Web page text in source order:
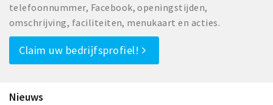
telefoonnummer, Facebook, openingstijden,
omschrijving, faciliteiten, menukaart en acties.
Claim uw bedrijfsprofiel!
Nieuws